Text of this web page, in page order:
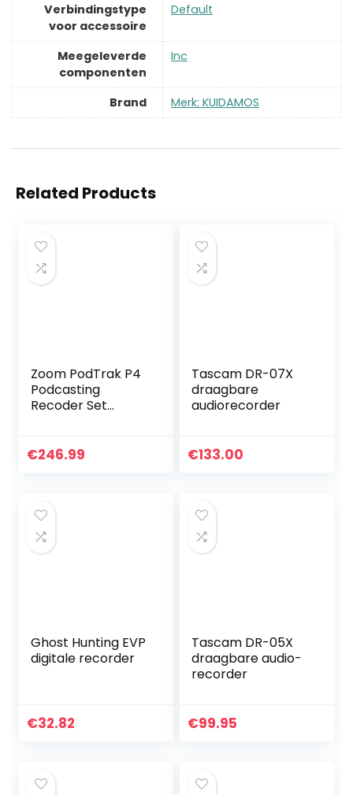
Verbindingstype
voor accessoire
‎Default
Meegeleverde
componenten
‎Inc
Brand Merk: KUIDAMOS
Related Products
Zoom PodTrak P4
Podcasting
Recoder Set
Recoder incl. tas)
€246.99
Tascam DR-07X
draagbare
audiorecorder
€133.00
Ghost Hunting EVP
digitale recorder
€32.82
Tascam DR-05X
draagbare audio-
recorder
€99.95